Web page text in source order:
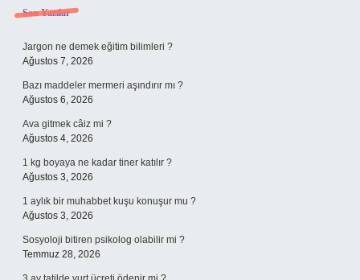
Sidebar
Son Yazılar
Jargon ne demek eğitim bilimleri ?
Ağustos 7, 2026
Bazı maddeler mermeri aşındırır mı ?
Ağustos 6, 2026
Ava gitmek câiz mi ?
Ağustos 4, 2026
1 kg boyaya ne kadar tiner katılır ?
Ağustos 3, 2026
1 aylık bir muhabbet kuşu konuşur mu ?
Ağustos 3, 2026
Sosyoloji bitiren psikolog olabilir mi ?
Temmuz 28, 2026